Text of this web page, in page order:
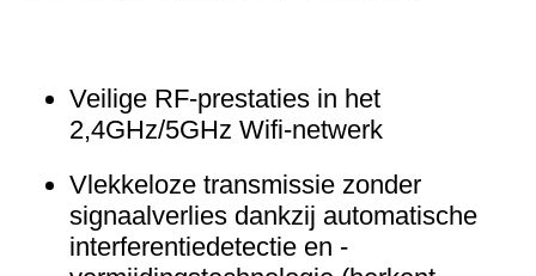
Veilige RF-prestaties in het
2,4GHz/5GHz Wifi-netwerk
Vlekkeloze transmissie zonder
signaalverlies dankzij automatische
interferentiedetectie en -